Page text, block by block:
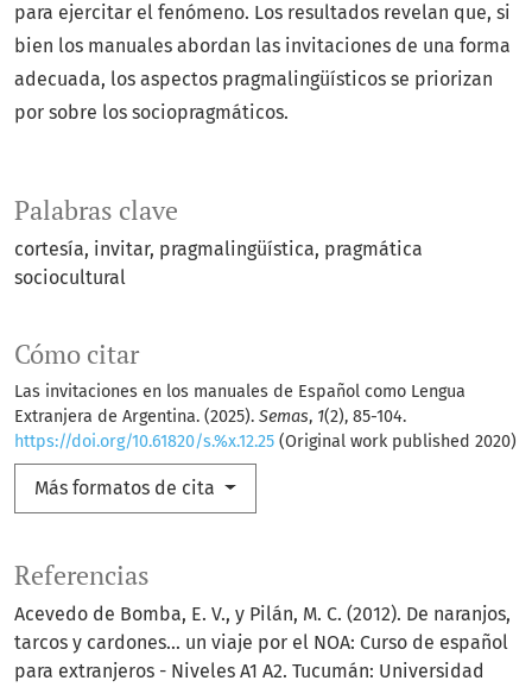
Palabras clave
cortesía invitar pragmalingüística pragmática
sociocultural
Cómo citar
Las invitaciones en los manuales de Español como Lengua
Extranjera de Argentina. (2025). Semas, 1(2), 85-104.
https://doi.org/10.61820/s.%x.12.25 (Original work published 2020)
Más formatos de cita
para ejercitar el fenómeno. Los resultados revelan que, si
bien los manuales abordan las invitaciones de una forma
adecuada, los aspectos pragmalingüísticos se priorizan
por sobre los sociopragmáticos.
Referencias
Acevedo de Bomba, E. V., y Pilán, M. C. (2012). De naranjos,
tarcos y cardones... un viaje por el NOA: Curso de español
para extranjeros - Niveles A1 A2. Tucumán: Universidad